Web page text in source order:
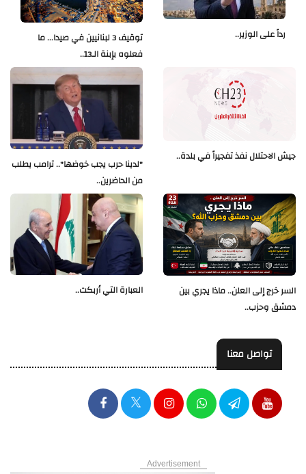
توقيف 3 لبنانيين في صيدا... ما
فعلوه بإبنة الـ13..
رداً على الوزير..
"لدينا حرب يجب خوضها".. ترامب يطلب
من الحاضرين..
جيش الاحتلال نفذ تفجيراً في بلدة..
العبارة التي أربكت..
السر خرج إلى العلن.. ماذا يجري بين
دمشق وحزب..
تواصل معنا
Advertisement